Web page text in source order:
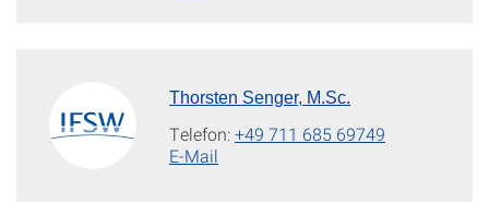
Thorsten Senger, M.Sc.
Telefon:+49 711 685 69749
E-Mail